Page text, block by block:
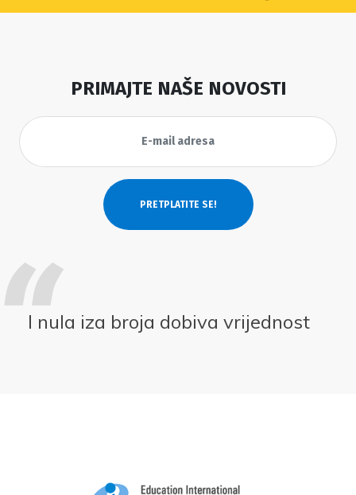
PRIMAJTE NAŠE NOVOSTI
I nula iza broja dobiva vrijednost